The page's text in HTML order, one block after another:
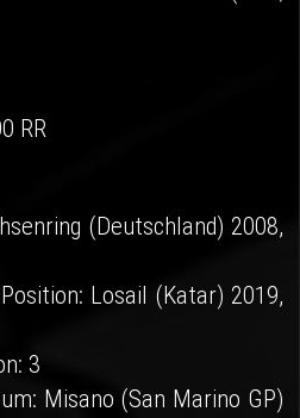
RR
(Deutschland) 2008,
Losail (Katar) 2019,
3
Misano (San Marino GP)